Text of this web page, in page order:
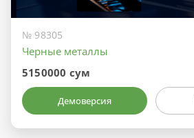
№ 98305
Черные металлы
5150000 сум
Демоверсия